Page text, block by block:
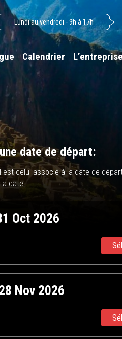
Lundi au vendredi - 9h à 17h
Calendrier
date de départ:
est celui associé à la date de
date.
Oct 2026
Nov 2026